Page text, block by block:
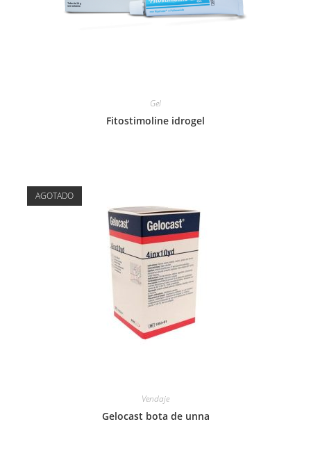
Gel
Fitostimoline idrogel
AGOTADO
Vendaje
Gelocast bota de unna